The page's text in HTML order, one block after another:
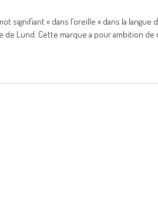
signifiant « dans l’oreille » dans la
de Lund. Cette marque a pour ambition